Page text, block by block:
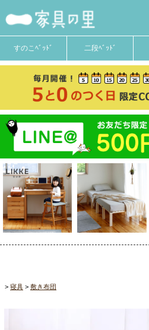
すのこﾍﾞｯﾄﾞ 二段ﾍﾞｯﾄﾞ
寝具 敷き布団